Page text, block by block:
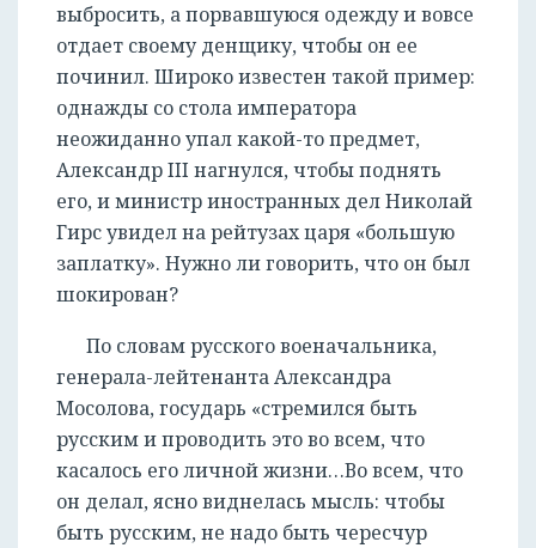
выбросить, а порвавшуюся одежду и вовсе
отдает своему денщику, чтобы он ее
починил. Широко известен такой пример:
однажды со стола императора
неожиданно упал какой-то предмет,
Александр III нагнулся, чтобы поднять
его, и министр иностранных дел Николай
Гирс увидел на рейтузах царя «большую
заплатку». Нужно ли говорить, что он был
шокирован?
По словам русского военачальника,
генерала-лейтенанта Александра
Мосолова, государь «стремился быть
русским и проводить это во всем, что
касалось его личной жизни…Во всем, что
он делал, ясно виднелась мысль: чтобы
быть русским, не надо быть чересчур